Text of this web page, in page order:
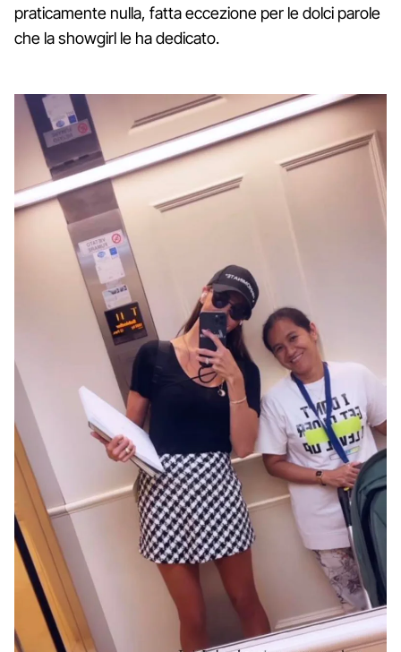
praticamente nulla, fatta eccezione per le dolci parole
che la showgirl le ha dedicato.